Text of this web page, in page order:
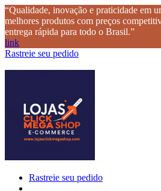
“Qualidade, inovação e praticidade em
melhores produtos com preços
entrega rápida para todo o Brasil.”
link
Rastreie seu pedido
Rastreie seu pedido